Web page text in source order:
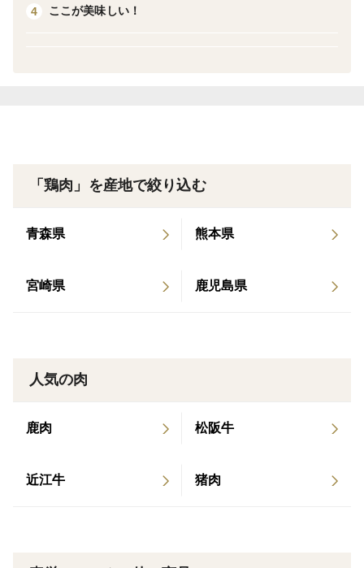
鶏のさしみはちょっと…と抵抗のある方には、炊き込み
しさが、お料理の味をグンとグレードアップしてくれま
・炭火焼き
・ソーセージ
鶏肉を100％使用したソーセージです。
です！
4
ここが美味しい！
「鶏肉」を産地で絞り込む
青森県 熊本県
宮崎県 鹿児島県
人気の肉
鹿肉 松阪牛
近江牛 猪肉